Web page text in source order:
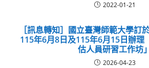
2022-01-21
［訊息轉知］國立臺灣師範大學訂
115年6月8日及115年6月15日辦理
估人員研習工作坊」
2026-04-23